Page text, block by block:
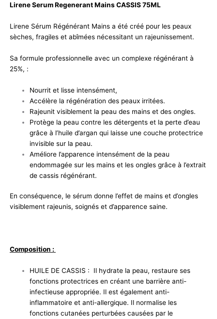
Lirene Serum Regenerant Mains CASSIS 75ML
Lirene Sérum Régénérant Mains a été créé pour les peaux
sèches, fragiles et abîmées nécessitant un rajeunissement.
Sa formule professionnelle avec un complexe régénérant à
25%, :
Nourrit et lisse intensément,
Accélère la régénération des peaux irritées.
Rajeunit visiblement la peau des mains et des ongles.
Protège la peau contre les détergents et la perte d’eau
grâce à l’huile d’argan qui laisse une couche protectrice
invisible sur la peau.
Améliore l’apparence intensément de la peau
endommagée sur les mains et les ongles grâce à l’extrait
de cassis régénérant.
En conséquence, le sérum donne l’effet de mains et d’ongles
visiblement rajeunis, soignés et d’apparence saine.
Composition :
HUILE DE CASSIS : Il hydrate la peau, restaure ses
fonctions protectrices en créant une barrière anti-
infectieuse appropriée. Il est également anti-
inflammatoire et anti-allergique. Il normalise les
fonctions cutanées perturbées causées par le